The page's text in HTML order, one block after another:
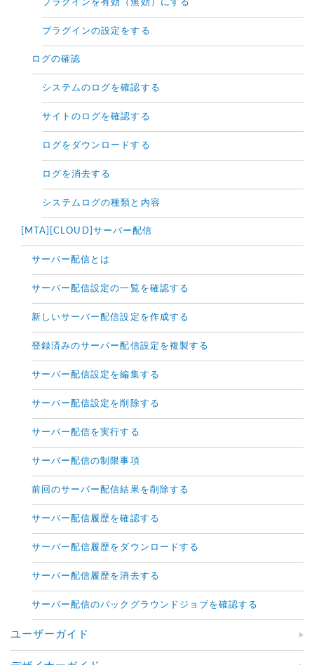
プラグインを有効（無効）にする
プラグインの設定をする
ログの確認
システムのログを確認する
サイトのログを確認する
ログをダウンロードする
ログを消去する
システムログの種類と内容
[MTA][CLOUD]サーバー配信
サーバー配信とは
サーバー配信設定の一覧を確認する
新しいサーバー配信設定を作成する
登録済みのサーバー配信設定を複製する
サーバー配信設定を編集する
サーバー配信設定を削除する
サーバー配信を実行する
サーバー配信の制限事項
前回のサーバー配信結果を削除する
サーバー配信履歴を確認する
サーバー配信履歴をダウンロードする
サーバー配信履歴を消去する
サーバー配信のバックグラウンドジョブを確認する
ユーザーガイド